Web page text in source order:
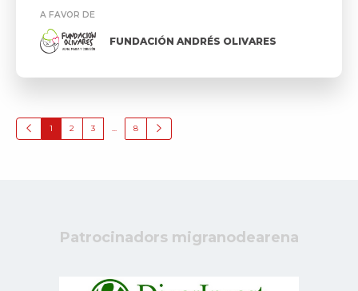
A FAVOR DE
FUNDACIÓN ANDRÉS OLIVARES
1 2 3 ... 8
Patrocinadors migranodearena